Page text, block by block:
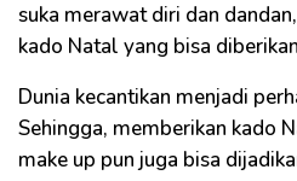
suka merawat diri dan
kado Natal yang bisa
Dunia kecantikan menjadi
Sehingga, memberikan kado
make up pun juga bisa